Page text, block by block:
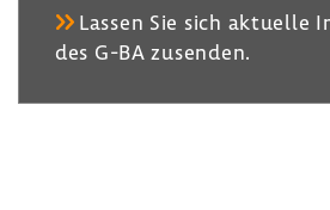
Lassen Sie sich aktu­elle
des G-BA zusenden.